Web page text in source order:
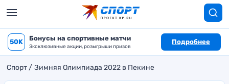
50K Бонусы на спортивные матчи
Эксклюзивные акции, розыгрыши призов
Подробнее
Спорт Зимняя Олимпиада 2022 в Пекине